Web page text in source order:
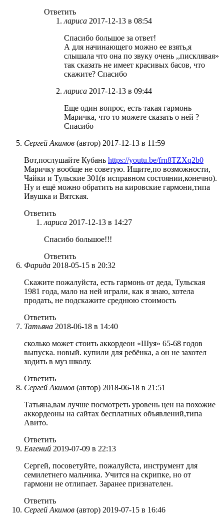
Ответить
лариса 2017-12-13 в 08:54
Спасибо большое за ответ!
А для начинающего можно ее взять,я
слышала что она по звуку очень ,,писклявая»
так сказать не имеет красивых басов, что
скажите? Спасибо
лариса 2017-12-13 в 09:44
Еще один вопрос, есть такая гармонь
Маричка, что то можете сказать о ней ?
Спасибо
Сергей Акимов (автор) 2017-12-13 в 11:59
Вот,послушайте Кубань https://youtu.be/frn8TZXq2b0
Маричку вообще не советую. Ищите,по возможности,
Чайки и Тульские 301(в исправном состоянии,конечно).
Ну и ещё можно обратить на кировские гармони,типа
Ивушка и Вятская.
Ответить
лариса 2017-12-13 в 14:27
Спасибо большое!!!
Ответить
Фарида 2018-05-15 в 20:32
Скажите пожалуйста, есть гармонь от деда, Тульская
1981 года, мало на ней играли, как я знаю, хотела
продать, не подскажите среднюю стоимость
Ответить
Татьяна 2018-06-18 в 14:40
сколько может стоить аккордеон «Шуя» 65-68 годов
выпуска. новый. купили для ребёнка, а он не захотел
ходить в муз школу.
Ответить
Сергей Акимов (автор) 2018-06-18 в 21:51
Татьяна,вам лучше посмотреть уровень цен на похожие
аккордеоны на сайтах бесплатных объявлений,типа
Авито.
Ответить
Евгений 2019-07-09 в 22:13
Сергей, посоветуйте, пожалуйста, инструмент для
семилетнего мальчика. Учится на скрипке, но от
гармони не отлипает. Заранее признателен.
Ответить
Сергей Акимов (автор) 2019-07-15 в 16:46